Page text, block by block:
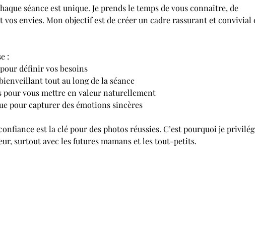
séance est unique. Je prends le temps de vous connaître, de
vos envies. Mon objectif est de créer un cadre rassurant et convivial
:
définir vos besoins
tout au long de la séance
pour vous mettre en valeur naturellement
pour capturer des émotions sincères
est la clé pour des photos réussies. C’est pourquoi je
surtout avec les futures mamans et les tout-petits.